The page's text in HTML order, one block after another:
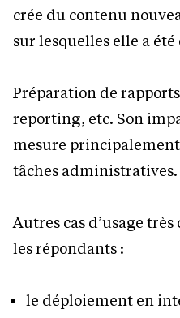
crée du contenu
sur lesquelles elle a
Préparation de
reporting, etc. Son
mesure
tâches administratives.
Autres cas d’usage
les répondants :
le déploiement en